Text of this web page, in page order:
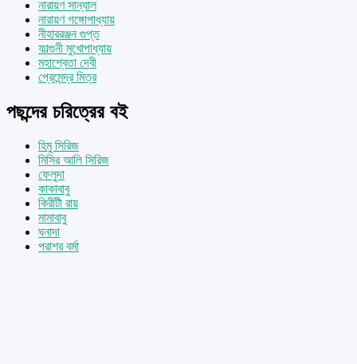
নারায়ণ সান্যাল
নারায়ণ গঙ্গোপাধ্যায়
নীহাররঞ্জন গুপ্ত
ফাল্গুনী মুখোপাধ্যায়
মহাশ্বেতা দেবী
প্রেমেন্দ্র মিত্র
পছন্দের চরিত্রের বই
হিমু সিরিজ
মিসির আলি সিরিজ
ফেলুদা
কাকাবাবু
কিরীটী রায়
মামাবাবু
ঘনাদা
পরাশর বর্মা